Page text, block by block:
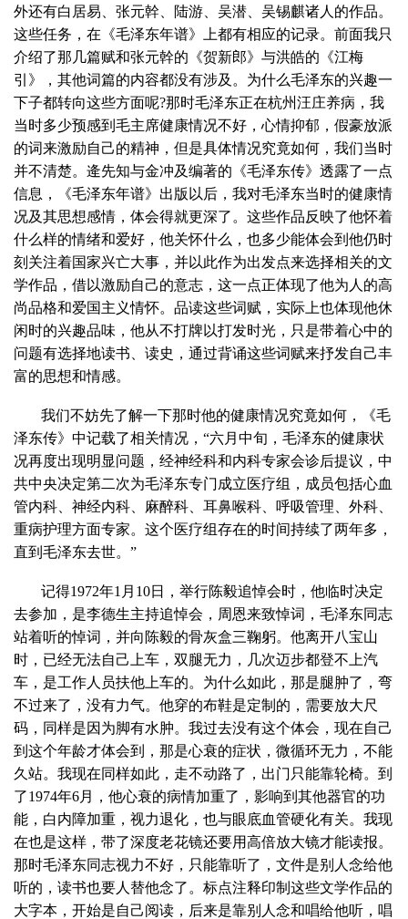
外还有白居易、张元幹、陆游、吴潜、吴锡麒诸人的作品。
这些任务，在《毛泽东年谱》上都有相应的记录。前面我只
介绍了那几篇赋和张元幹的《贺新郎》与洪皓的《江梅
引》，其他词篇的内容都没有涉及。为什么毛泽东的兴趣一
下子都转向这些方面呢?那时毛泽东正在杭州汪庄养病，我
当时多少预感到毛主席健康情况不好，心情抑郁，假豪放派
的词来激励自己的精神，但是具体情况究竟如何，我们当时
并不清楚。逄先知与金冲及编著的《毛泽东传》透露了一点
信息，《毛泽东年谱》出版以后，我对毛泽东当时的健康情
况及其思想感情，体会得就更深了。这些作品反映了他怀着
什么样的情绪和爱好，他关怀什么，也多少能体会到他仍时
刻关注着国家兴亡大事，并以此作为出发点来选择相关的文
学作品，借以激励自己的意志，这一点正体现了他为人的高
尚品格和爱国主义情怀。品读这些词赋，实际上也体现他休
闲时的兴趣品味，他从不打牌以打发时光，只是带着心中的
问题有选择地读书、读史，通过背诵这些词赋来抒发自己丰
富的思想和情感。
我们不妨先了解一下那时他的健康情况究竟如何，《毛
泽东传》中记载了相关情况，“六月中旬，毛泽东的健康状
况再度出现明显问题，经神经科和内科专家会诊后提议，中
共中央决定第二次为毛泽东专门成立医疗组，成员包括心血
管内科、神经内科、麻醉科、耳鼻喉科、呼吸管理、外科、
重病护理方面专家。这个医疗组存在的时间持续了两年多，
直到毛泽东去世。”
记得1972年1月10日，举行陈毅追悼会时，他临时决定
去参加，是李德生主持追悼会，周恩来致悼词，毛泽东同志
站着听的悼词，并向陈毅的骨灰盒三鞠躬。他离开八宝山
时，已经无法自己上车，双腿无力，几次迈步都登不上汽
车，是工作人员扶他上车的。为什么如此，那是腿肿了，弯
不过来了，没有力气。他穿的布鞋是定制的，需要放大尺
码，同样是因为脚有水肿。我过去没有这个体会，现在自己
到这个年龄才体会到，那是心衰的症状，微循环无力，不能
久站。我现在同样如此，走不动路了，出门只能靠轮椅。到
了1974年6月，他心衰的病情加重了，影响到其他器官的功
能，白内障加重，视力退化，也与眼底血管硬化有关。我现
在也是这样，带了深度老花镜还要用高倍放大镜才能读报。
那时毛泽东同志视力不好，只能靠听了，文件是别人念给他
听的，读书也要人替他念了。标点注释印制这些文学作品的
大字本，开始是自己阅读，后来是靠别人念和唱给他听，唱